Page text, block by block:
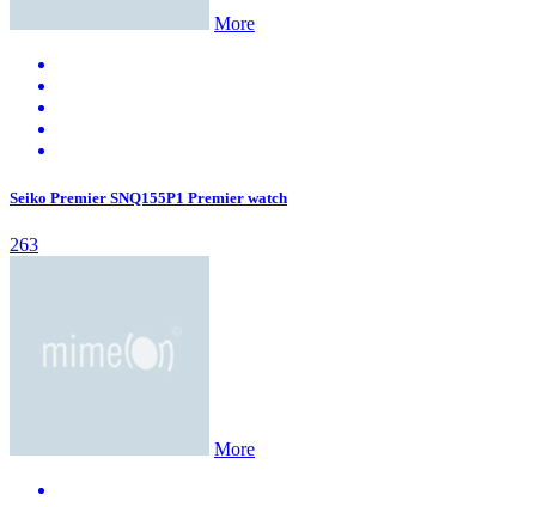
More
Seiko Premier SNQ155P1 Premier watch
263
More